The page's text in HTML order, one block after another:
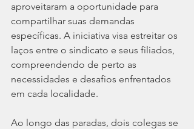
aproveitaram a oportunidade para
compartilhar suas demandas
específicas. A iniciativa visa estreitar os
laços entre o sindicato e seus filiados,
compreendendo de perto as
necessidades e desafios enfrentados
em cada localidade.
Ao longo das paradas, dois colegas se